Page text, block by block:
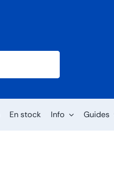
En stock Info Guides